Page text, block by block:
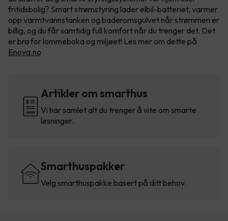
fritidsbolig? Smart strømstyring lader elbil-batteriet, varmer
opp varmtvannstanken og baderomsgulvet når strømmen er
billig, og du får samtidig full komfort når du trenger det. Det
er bra for lommeboka og miljøet! Les mer om dette på
Enova.no
Artikler om smarthus
Vi har samlet alt du trenger å vite om smarte
løsninger.
Smarthuspakker
Velg smarthuspakke basert på ditt behov.